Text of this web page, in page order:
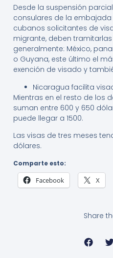
Desde la suspensión
consulares de la
cubanos solicitantes de
migrante, deben
generalmente: México,
o Guyana, este último el
exención de visado y
Nicaragua facilita
Mientras en el resto de los
suman entre 600 y 650
puede llegar a 1500.
Las visas de tres meses
dólares.
Comparte esto:
Facebook X
Share